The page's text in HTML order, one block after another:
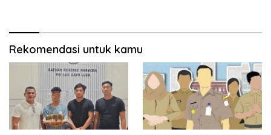
Rekomendasi untuk kamu